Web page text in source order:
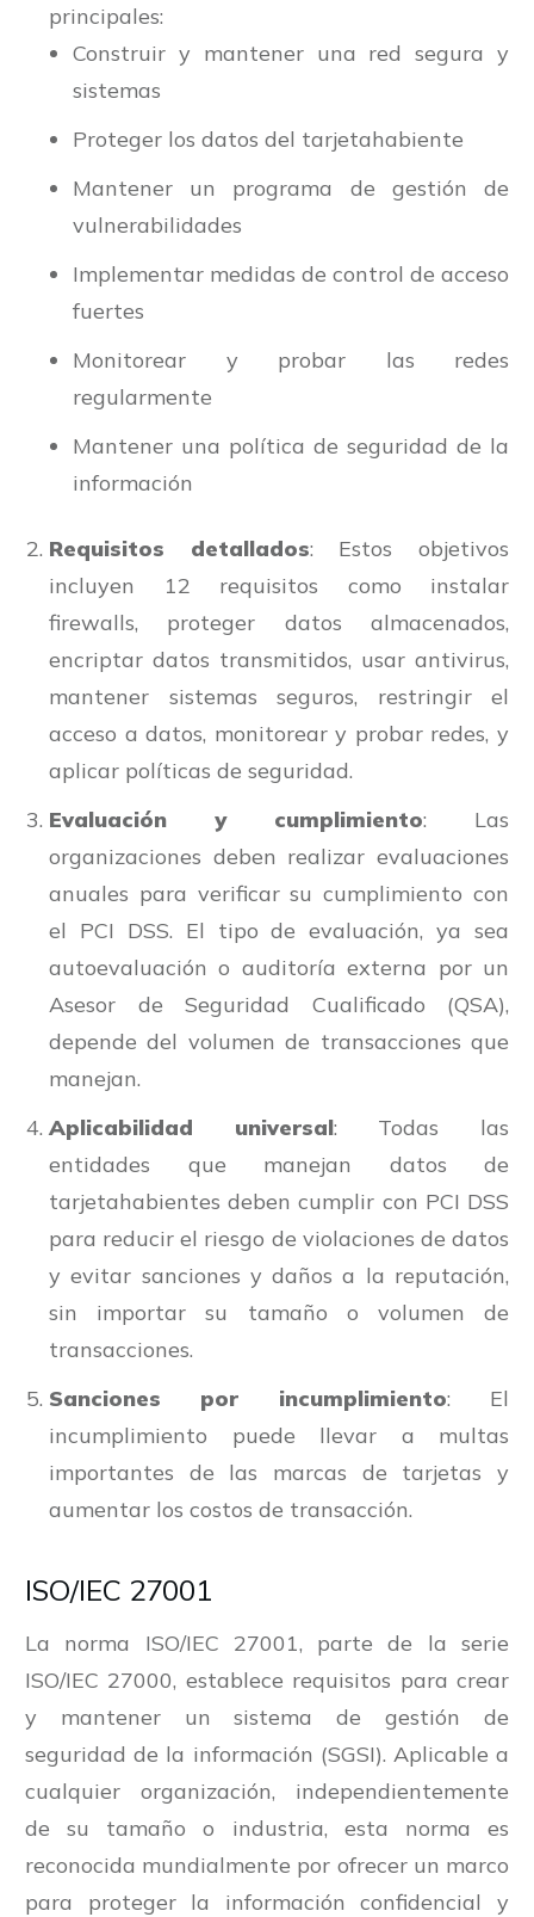
principales:
Construir y mantener una red segura y
sistemas
Proteger los datos del tarjetahabiente
Mantener un programa de gestión de
vulnerabilidades
Implementar medidas de control de acceso
fuertes
Monitorear y probar las redes
regularmente
Mantener una política de seguridad de la
información
Requisitos detallados: Estos objetivos
incluyen 12 requisitos como instalar
firewalls, proteger datos almacenados,
encriptar datos transmitidos, usar antivirus,
mantener sistemas seguros, restringir el
acceso a datos, monitorear y probar redes, y
aplicar políticas de seguridad.
Evaluación y cumplimiento: Las
organizaciones deben realizar evaluaciones
anuales para verificar su cumplimiento con
el PCI DSS. El tipo de evaluación, ya sea
autoevaluación o auditoría externa por un
Asesor de Seguridad Cualificado (QSA),
depende del volumen de transacciones que
manejan.
Aplicabilidad universal: Todas las
entidades que manejan datos de
tarjetahabientes deben cumplir con PCI DSS
para reducir el riesgo de violaciones de datos
y evitar sanciones y daños a la reputación,
sin importar su tamaño o volumen de
transacciones.
Sanciones por incumplimiento: El
incumplimiento puede llevar a multas
importantes de las marcas de tarjetas y
aumentar los costos de transacción.
ISO/IEC 27001
La norma ISO/IEC 27001, parte de la serie
ISO/IEC 27000, establece requisitos para crear
y mantener un sistema de gestión de
seguridad de la información (SGSI). Aplicable a
cualquier organización, independientemente
de su tamaño o industria, esta norma es
reconocida mundialmente por ofrecer un marco
para proteger la información confidencial y